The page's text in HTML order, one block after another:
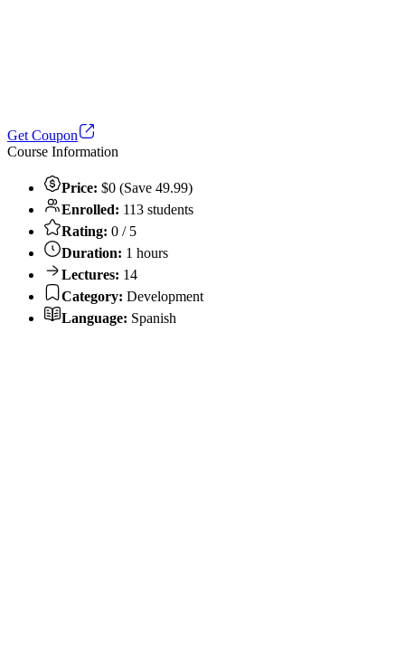
Get Coupon
Course Information
Price: $0 (Save 49.99)
Enrolled: 113 students
Rating: 0 / 5
Duration: 1 hours
Lectures: 14
Category: Development
Language: Spanish